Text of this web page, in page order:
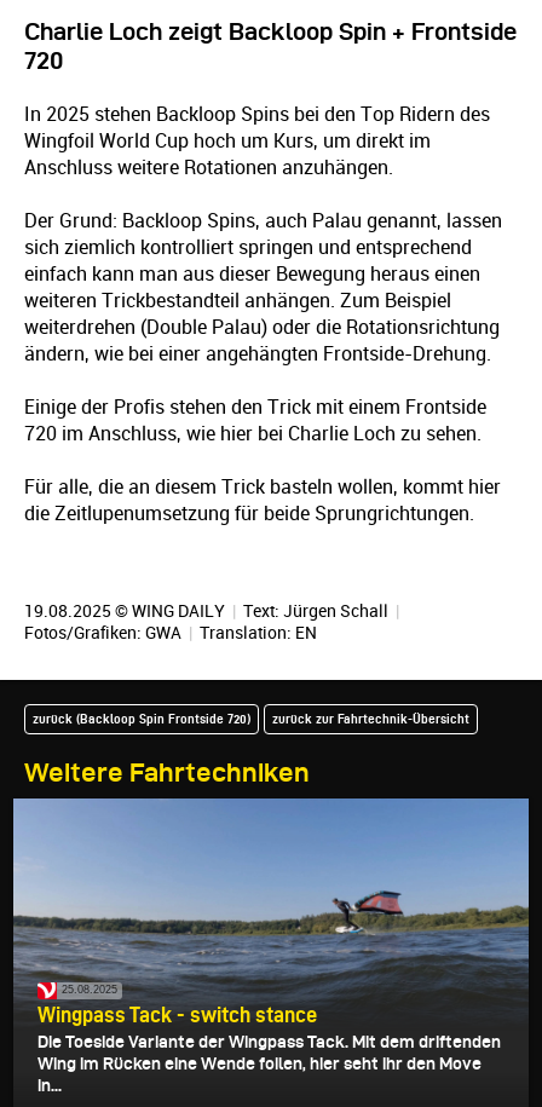
Charlie Loch zeigt Backloop Spin + Frontside
720
In 2025 stehen Backloop Spins bei den Top Ridern des
Wingfoil World Cup hoch um Kurs, um direkt im
Anschluss weitere Rotationen anzuhängen.
Der Grund: Backloop Spins, auch Palau genannt, lassen
sich ziemlich kontrolliert springen und entsprechend
einfach kann man aus dieser Bewegung heraus einen
weiteren Trickbestandteil anhängen. Zum Beispiel
weiterdrehen (Double Palau) oder die Rotationsrichtung
ändern, wie bei einer angehängten Frontside-Drehung.
Einige der Profis stehen den Trick mit einem Frontside
720 im Anschluss, wie hier bei Charlie Loch zu sehen.
Für alle, die an diesem Trick basteln wollen, kommt hier
die Zeitlupenumsetzung für beide Sprungrichtungen.
19.08.2025 © WING DAILY | Text: Jürgen Schall |
Fotos/Grafiken: GWA | Translation: EN
Weitere Fahrtechniken
zurück (Backloop Spin Frontside 720) zurück zur Fahrtechnik-Übersicht
25.08.2025
Wingpass Tack - switch stance
Die Toeside Variante der Wingpass Tack. Mit dem driftenden
Wing im Rücken eine Wende foilen, hier seht ihr den Move
in...